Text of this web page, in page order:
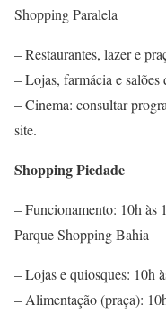
Shopping Paralela
– Restaurantes, lazer e
– Lojas, farmácia e salões
– Cinema: consultar
site.
Shopping Piedade
– Funcionamento: 10h às
Parque Shopping Bahia
– Lojas e quiosques: 10h
– Alimentação (praça):